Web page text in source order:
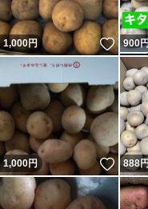
1,000円 いい
900
1,000円 いい
888円